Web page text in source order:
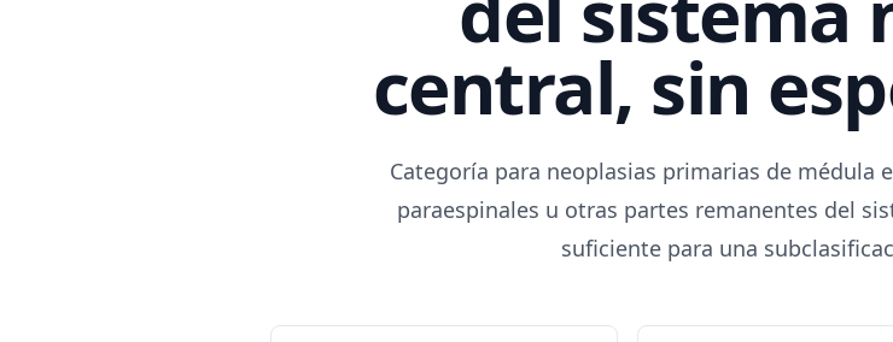
central, sin
Categoría para neoplasias primarias de médula
paraespinales u otras partes remanentes del
suficiente para una